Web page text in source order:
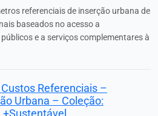
referenciais de inserção urbana de
baseados no acesso a
e a serviços complementares à
Referenciais –
Urbana – Coleção: